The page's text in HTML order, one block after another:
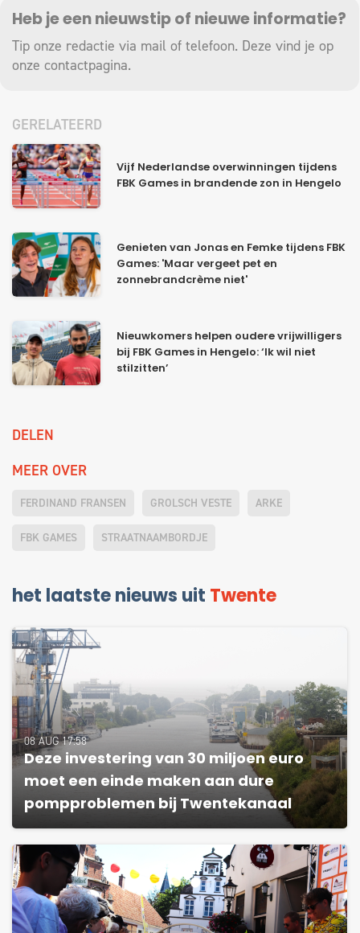
Heb je een nieuwstip of nieuwe informatie?
Tip onze redactie via mail of telefoon. Deze vind je op
onze contactpagina.
GERELATEERD
Vijf Nederlandse overwinningen tijdens
FBK Games in brandende zon in Hengelo
Genieten van Jonas en Femke tijdens FBK
Games: 'Maar vergeet pet en
zonnebrandcrème niet'
Nieuwkomers helpen oudere vrijwilligers
bij FBK Games in Hengelo: ‘Ik wil niet
stilzitten’
DELEN
MEER OVER
FERDINAND FRANSEN GROLSCH VESTE ARKE
FBK GAMES STRAATNAAMBORDJE
het laatste nieuws uit Twente
08 AUG 17:58
Deze investering van 30 miljoen euro
moet een einde maken aan dure
pompproblemen bij Twentekanaal